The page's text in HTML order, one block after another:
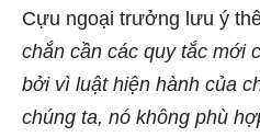
Cựu ngoại trưởng lưu ý
chắn cần các quy tắc mới
bởi vì luật hiện hành của
chúng ta, nó không phù